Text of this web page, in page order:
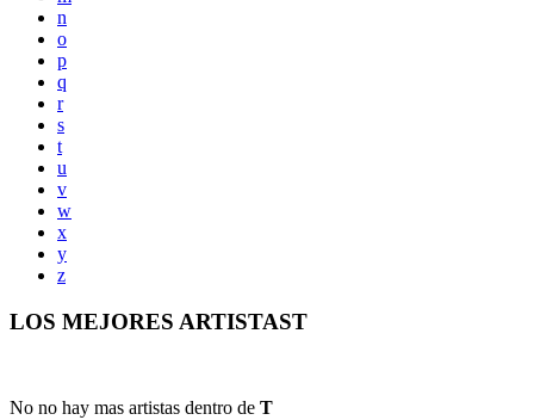
n
o
p
q
r
s
t
u
v
w
x
y
z
LOS MEJORES ARTISTAST
No no hay mas artistas dentro de T